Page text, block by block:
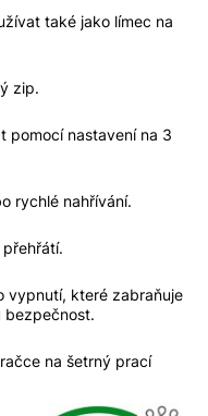
také jako límec na
zip.
pomocí nastavení na 3
rychlé nahřívání.
vypnutí, které zabraňuje
bezpečnost.
na šetrný prací